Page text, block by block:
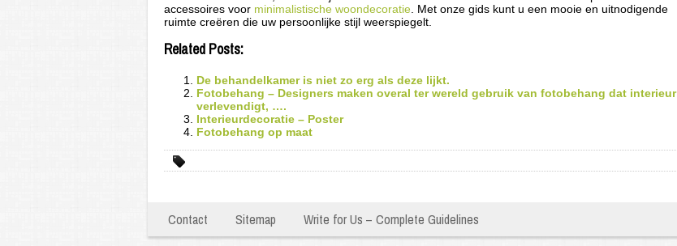
accessoires voor minimalistische woondecoratie . Met onze gids kunt u een mooie en uitnodigende
ruimte creëren die uw persoonlijke stijl weerspiegelt.
Related Posts:
De behandelkamer is niet zo erg als deze lijkt.
Fotobehang – Designers maken overal ter wereld gebruik van fotobehang dat interieur
verlevendigt, ….
Interieurdecoratie – Poster
Fotobehang op maat
Contact Sitemap Write for Us – Complete Guidelines